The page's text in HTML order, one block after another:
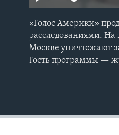
«Голос Америки»
расследованиями. На
Москве уничтожают
Гость программы —